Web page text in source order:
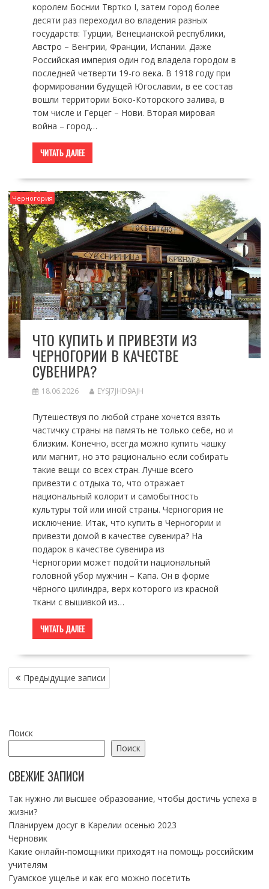
королем Боснии Твртко I, затем город более
десяти раз переходил во владения разных
государств: Турции, Венецианской республики,
Австро – Венгрии, Франции, Испании. Даже
Российская империя один год владела городом в
последней четверти 19-го века. В 1918 году при
формировании будущей Югославии, в ее состав
вошли территории Боко-Которского залива, в
том числе и Герцег – Нови. Вторая мировая
война – город…
ЧИТАТЬ ДАЛЕЕ
Черногория
ЧТО КУПИТЬ И ПРИВЕЗТИ ИЗ
ЧЕРНОГОРИИ В КАЧЕСТВЕ
СУВЕНИРА?
18.06.2026 EYSJ7JHD9AJH
Путешествуя по любой стране хочется взять
частичку страны на память не только себе, но и
близким. Конечно, всегда можно купить чашку
или магнит, но это рационально если собирать
такие вещи со всех стран. Лучше всего
привезти с отдыха то, что отражает
национальный колорит и самобытность
культуры той или иной страны. Черногория не
исключение. Итак, что купить в Черногории и
привезти домой в качестве сувенира? На
подарок в качестве сувенира из
Черногории может подойти национальный
головной убор мужчин – Капа. Он в форме
чёрного цилиндра, верх которого из красной
ткани с вышивкой из…
ЧИТАТЬ ДАЛЕЕ
НАВИГАЦИЯ
ПО Предыдущие записи
Поиск
Поиск
СВЕЖИЕ ЗАПИСИ
Так нужно ли высшее образование, чтобы достичь успеха в
жизни?
Планируем досуг в Карелии осенью 2023
Черновик
Какие онлайн-помощники приходят на помощь российским
учителям
Гуамское ущелье и как его можно посетить